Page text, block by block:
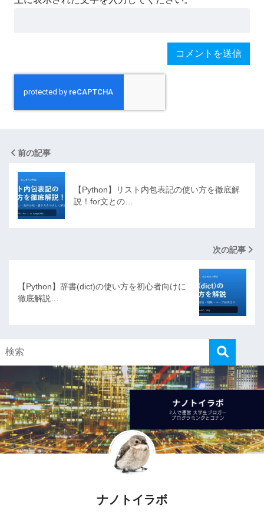
前の記事
【Python】リスト内包表記の使い方を徹底解
説！for文との…
次の記事
【Python】辞書(dict)の使い方を初心者向けに
徹底解説…
ナノトイラボ